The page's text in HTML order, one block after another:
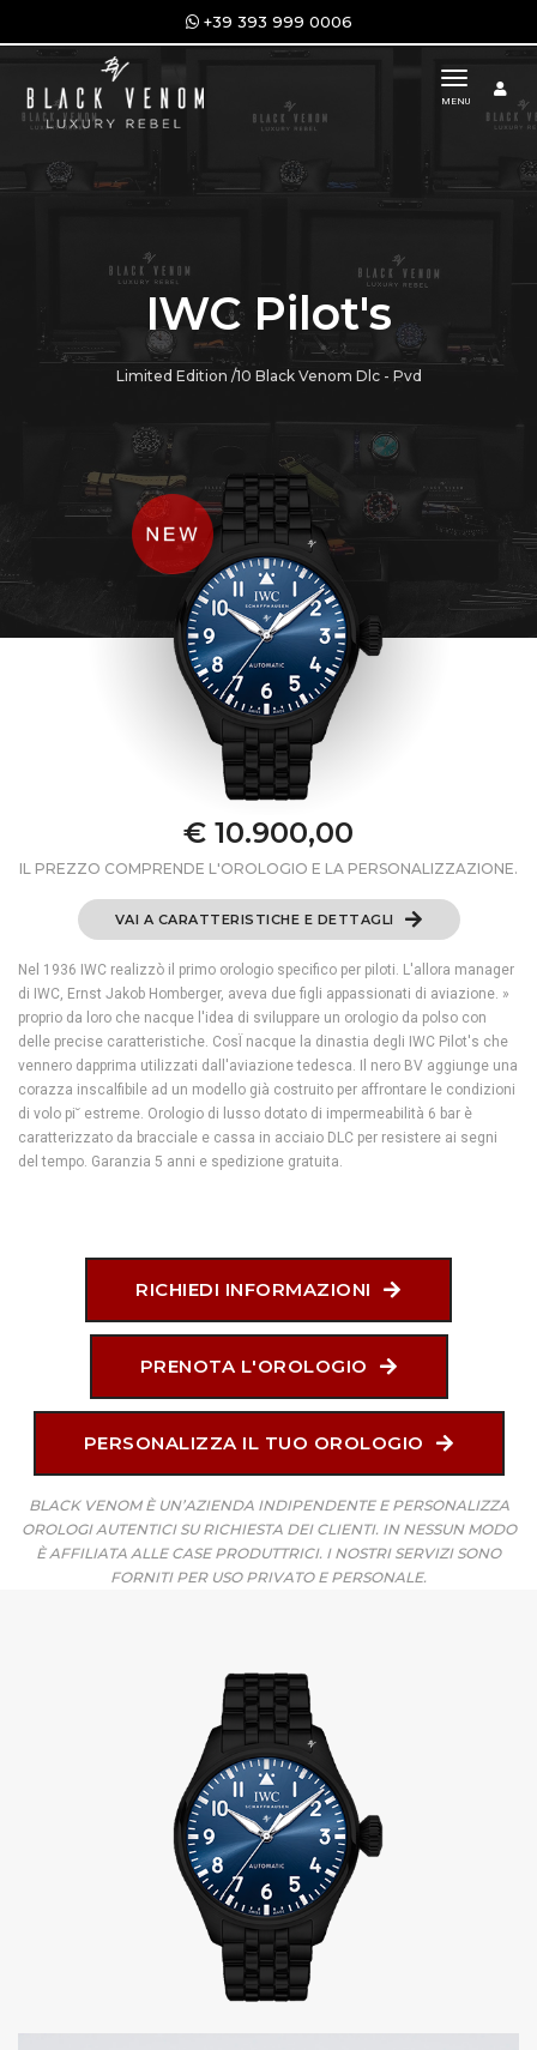
+39 393 999 0006
toggle
MENU
IWC Pilot's
Limited Edition /10 Black Venom Dlc - Pvd
€ 10.900,00
IL PREZZO COMPRENDE L'OROLOGIO E LA PERSONALIZZAZIONE.
VAI A CARATTERISTICHE E DETTAGLI
Nel 1936 IWC realizzò il primo orologio specifico per piloti. L'allora manager
di IWC, Ernst Jakob Homberger, aveva due figli appassionati di aviazione. »
proprio da loro che nacque l'idea di sviluppare un orologio da polso con
delle precise caratteristiche. CosÏ nacque la dinastia degli IWC Pilot's che
vennero dapprima utilizzati dall'aviazione tedesca. Il nero BV aggiunge una
corazza inscalfibile ad un modello già costruito per affrontare le condizioni
di volo pi˘ estreme. Orologio di lusso dotato di impermeabilità 6 bar è
caratterizzato da bracciale e cassa in acciaio DLC per resistere ai segni
del tempo. Garanzia 5 anni e spedizione gratuita.
RICHIEDI INFORMAZIONI
PRENOTA L'OROLOGIO
PERSONALIZZA IL TUO OROLOGIO
BLACK VENOM È UN’AZIENDA INDIPENDENTE E PERSONALIZZA
OROLOGI AUTENTICI SU RICHIESTA DEI CLIENTI. IN NESSUN MODO
È AFFILIATA ALLE CASE PRODUTTRICI. I NOSTRI SERVIZI SONO
FORNITI PER USO PRIVATO E PERSONALE.